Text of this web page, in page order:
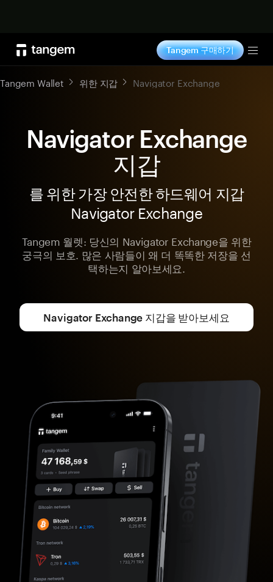
Tangem 구매하기
Tangem Wallet 위한 지갑 Navigator Exchange
Navigator Exchange
지갑
를 위한 가장 안전한 하드웨어 지갑
Navigator Exchange
Tangem 월렛: 당신의 Navigator Exchange을 위한
궁극의 보호. 많은 사람들이 왜 더 똑똑한 저장을 선
택하는지 알아보세요.
Navigator Exchange 지갑을 받아보세요